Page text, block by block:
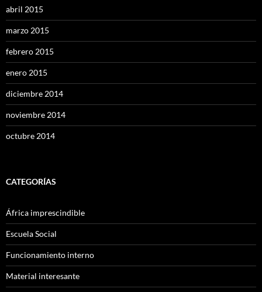
abril 2015
marzo 2015
febrero 2015
enero 2015
diciembre 2014
noviembre 2014
octubre 2014
CATEGORÍAS
África imprescindible
Escuela Social
Funcionamiento interno
Material interesante